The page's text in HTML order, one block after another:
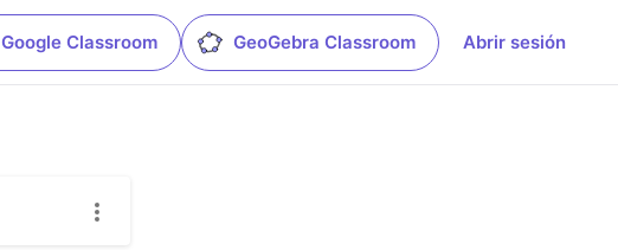
Google Classroom GeoGebra Classroom Abrir sesión